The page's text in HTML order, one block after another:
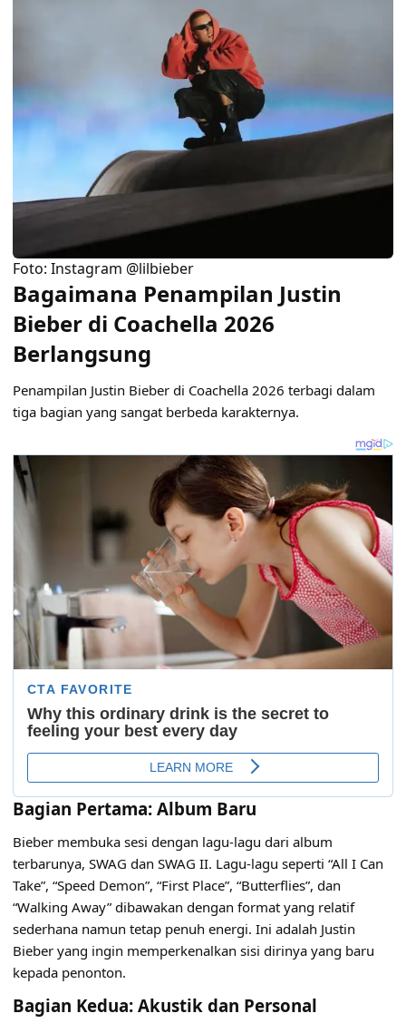
Foto: Instagram @lilbieber
Bagaimana Penampilan Justin
Bieber di Coachella 2026
Berlangsung
Penampilan Justin Bieber di Coachella 2026 terbagi dalam
tiga bagian yang sangat berbeda karakternya.
Bagian Pertama: Album Baru
Bieber membuka sesi dengan lagu-lagu dari album
terbarunya, SWAG dan SWAG II. Lagu-lagu seperti “All I Can
Take”, “Speed Demon”, “First Place”, “Butterflies”, dan
“Walking Away” dibawakan dengan format yang relatif
sederhana namun tetap penuh energi. Ini adalah Justin
Bieber yang ingin memperkenalkan sisi dirinya yang baru
kepada penonton.
Bagian Kedua: Akustik dan Personal